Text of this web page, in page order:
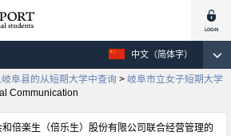
中文（简体字）
岐阜县的从短期大学中查询 > 岐阜市立女子短期大学
Communication
倍楽生（倍乐生）股份有限公司联合经营管理的